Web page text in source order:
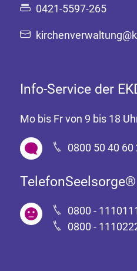
0421-5597-265
Info-Service der
Mo bis Fr von 9 bis 18
0800 50 40 60
TelefonSeelsorge®
0800 -
0800 -